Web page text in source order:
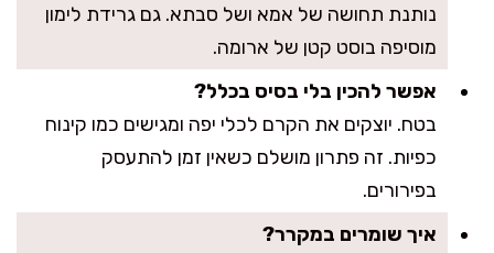
נותנת תחושה של אמא ושל סבתא. גם גרידת לימון
מוסיפה בוסט קטן של ארומה.
אפשר להכין בלי בסיס בכלל?
בטח. יוצקים את הקרם לכלי יפה ומגישים כמו קינוח
כפיות. זה פתרון מושלם כשאין זמן להתעסק
בפירורים.
איך שומרים במקרר?